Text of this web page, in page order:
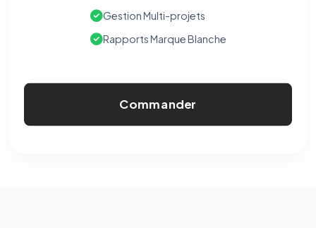
Gestion Multi-projets
Rapports Marque Blanche
Commander